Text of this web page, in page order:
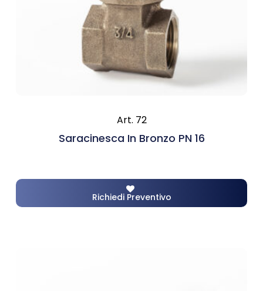
Art. 72
Saracinesca In Bronzo PN 16
Richiedi Preventivo